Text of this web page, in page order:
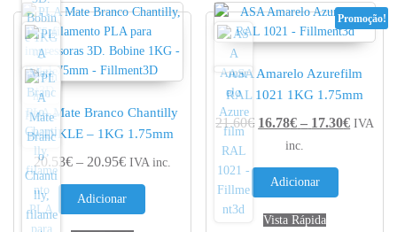
PLA Mate Branco Chantilly
WINKLE – 1KG 1.75mm
20.53€ – 20.95€Price range: 20.53€ through 20.95€
IVA inc.
Adicionar
Promoção!
ASA Amarelo Azurefilm
RAL 1021 1KG 1.75mm
21.60€ 16.78€ – 17.30€Price
IVA
inc.
Adicionar
Vista Rápida